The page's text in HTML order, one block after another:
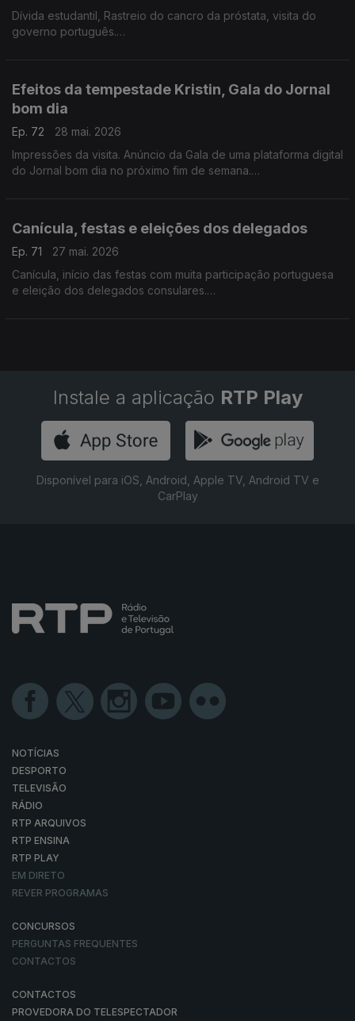
Dívida estudantil, Rastreio do cancro da próstata, visita do
governo português.
Efeitos da tempestade Kristin, Gala do Jornal
bom dia
Ep. 72
28 mai. 2026
Impressões da visita. Anúncio da Gala de uma plataforma digital
do Jornal bom dia no próximo fim de semana.
Canícula, festas e eleições dos delegados
Ep. 71
27 mai. 2026
Canícula, início das festas com muita participação portuguesa
e eleição dos delegados consulares.
Instale a aplicação RTP Play
Disponível para iOS, Android, Apple TV, Android TV e
CarPlay
NOTÍCIAS
DESPORTO
TELEVISÃO
RÁDIO
RTP ARQUIVOS
RTP ENSINA
RTP PLAY
EM DIRETO
REVER PROGRAMAS
CONCURSOS
PERGUNTAS FREQUENTES
CONTACTOS
CONTACTOS
PROVEDORA DO TELESPECTADOR